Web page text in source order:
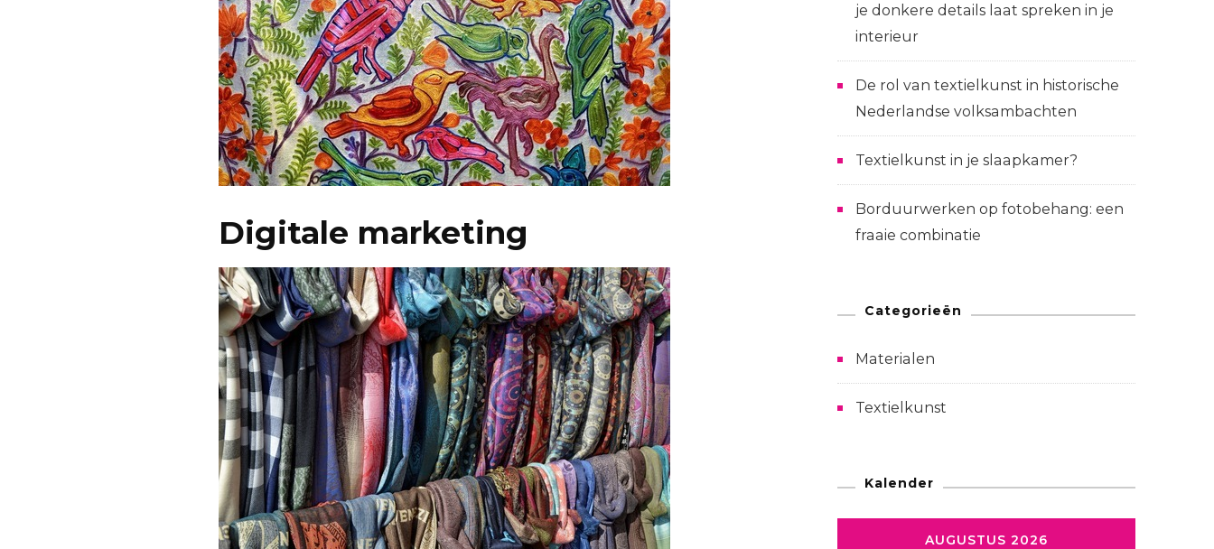
Digitale marketing
je donkere details laat spreken in je
interieur
De rol van textielkunst in historische
Nederlandse volksambachten
Textielkunst in je slaapkamer?
Borduurwerken op fotobehang: een
fraaie combinatie
Categorieën
Materialen
Textielkunst
Kalender
AUGUSTUS 2026